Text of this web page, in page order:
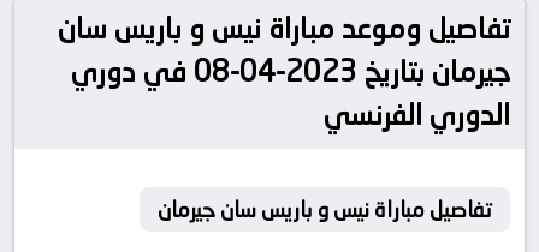
تفاصيل وموعد مباراة نيس و باريس سان
جيرمان بتاريخ 2023-04-08 في دوري
الدوري الفرنسي
تفاصيل مباراة نيس و باريس سان جيرمان